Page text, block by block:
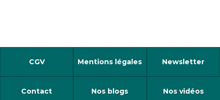
CGV Mentions légales Newsletter
Contact Nos blogs Nos vidéos